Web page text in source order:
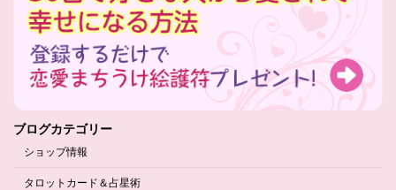
ブログカテゴリー
ショップ情報
タロットカード＆占星術